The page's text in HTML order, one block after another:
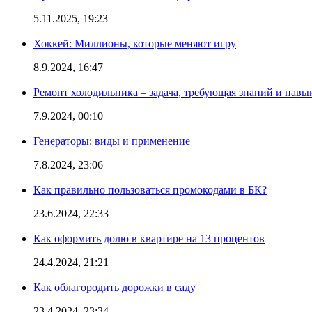
5.11.2025, 19:23
Хоккей: Миллионы, которые меняют игру
8.9.2024, 16:47
Ремонт холодильника – задача, требующая знаний и
7.9.2024, 00:10
Генераторы: виды и применение
7.8.2024, 23:06
Как правильно пользоваться промокодами в БК?
23.6.2024, 22:33
Как оформить долю в квартире на 13 процентов
24.4.2024, 21:21
Как облагородить дорожки в саду